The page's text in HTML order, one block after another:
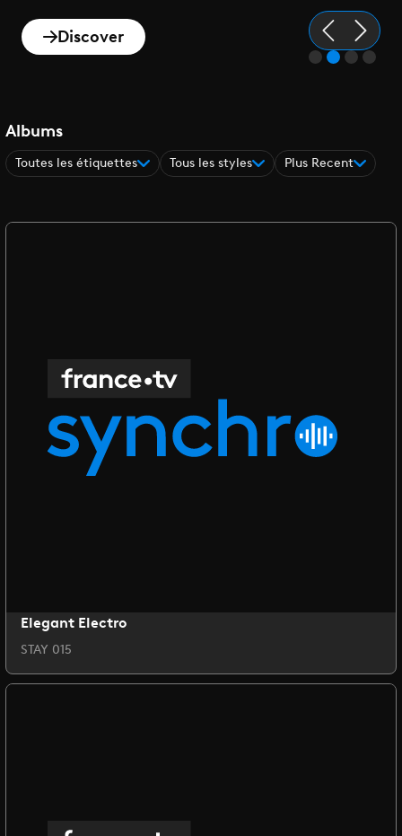
Discover
Albums
Toutes les étiquettes Tous les styles Plus Recent
Elegant Electro
STAY 015